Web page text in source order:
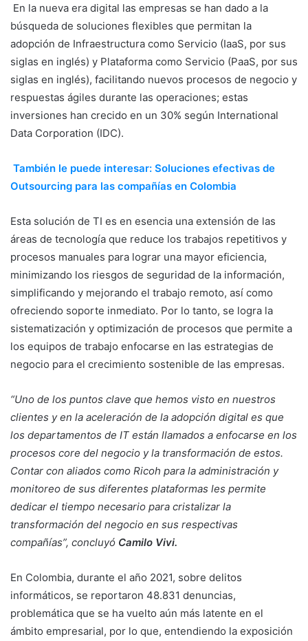
En la nueva era digital las empresas se han dado a la
búsqueda de soluciones flexibles que permitan la
adopción de Infraestructura como Servicio (IaaS, por sus
siglas en inglés) y Plataforma como Servicio (PaaS, por sus
siglas en inglés), facilitando nuevos procesos de negocio y
respuestas ágiles durante las operaciones; estas
inversiones han crecido en un 30% según International
Data Corporation (IDC).
También le puede interesar: Soluciones efectivas de
Outsourcing para las compañías en Colombia
Esta solución de TI es en esencia una extensión de las
áreas de tecnología que reduce los trabajos repetitivos y
procesos manuales para lograr una mayor eficiencia,
minimizando los riesgos de seguridad de la información,
simplificando y mejorando el trabajo remoto, así como
ofreciendo soporte inmediato. Por lo tanto, se logra la
sistematización y optimización de procesos que permite a
los equipos de trabajo enfocarse en las estrategias de
negocio para el crecimiento sostenible de las empresas.
“Uno de los puntos clave que hemos visto en nuestros
clientes y en la aceleración de la adopción digital es que
los departamentos de IT están llamados a enfocarse en los
procesos core del negocio y la transformación de estos.
Contar con aliados como Ricoh para la administración y
monitoreo de sus diferentes plataformas les permite
dedicar el tiempo necesario para cristalizar la
transformación del negocio en sus respectivas
compañías”, concluyó Camilo Vivi.
En Colombia, durante el año 2021, sobre delitos
informáticos, se reportaron 48.831 denuncias,
problemática que se ha vuelto aún más latente en el
ámbito empresarial, por lo que, entendiendo la exposición